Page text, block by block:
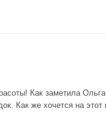
Как заметила
Как же хочется на